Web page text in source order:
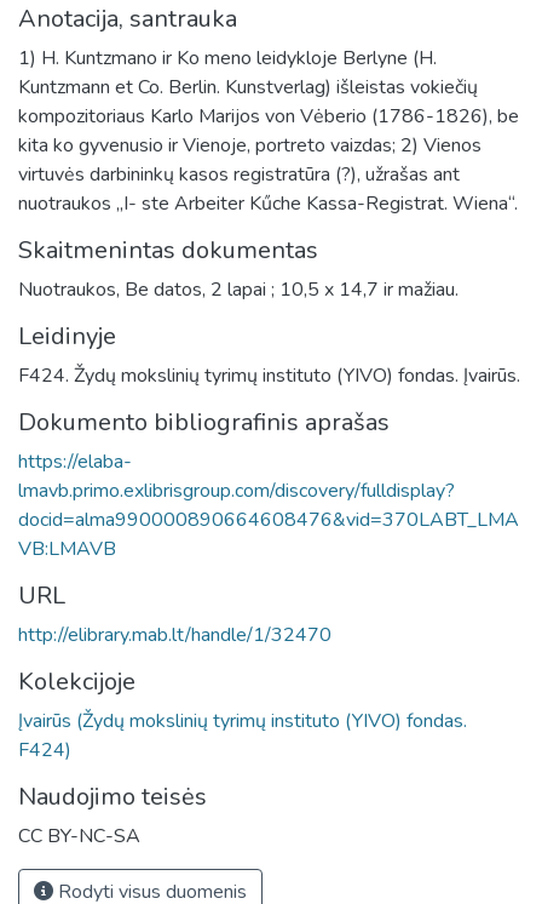
Anotacija, santrauka
1) H. Kuntzmano ir Ko meno leidykloje Berlyne (H.
Kuntzmann et Co. Berlin. Kunstverlag) išleistas vokiečių
kompozitoriaus Karlo Marijos von Vėberio (1786-1826), be
kita ko gyvenusio ir Vienoje, portreto vaizdas; 2) Vienos
virtuvės darbininkų kasos registratūra (?), užrašas ant
nuotraukos „I- ste Arbeiter Kűche Kassa-Registrat. Wiena“.
Skaitmenintas dokumentas
Nuotraukos, Be datos, 2 lapai ; 10,5 x 14,7 ir mažiau.
Leidinyje
F424. Žydų mokslinių tyrimų instituto (YIVO) fondas. Įvairūs.
Dokumento bibliografinis aprašas
https://elaba-
lmavb.primo.exlibrisgroup.com/discovery/fulldisplay?
docid=alma990000890664608476&vid=370LABT_LMA
VB:LMAVB
URL
http://elibrary.mab.lt/handle/1/32470
Kolekcijoje
Įvairūs (Žydų mokslinių tyrimų instituto (YIVO) fondas.
F424)
Naudojimo teisės
CC BY-NC-SA
Rodyti visus duomenis